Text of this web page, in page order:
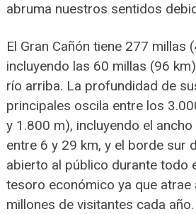
abruma nuestros sentidos
El Gran Cañón tiene 277 millas
incluyendo las 60 millas (96
río arriba. La profundidad de
principales oscila entre los
y 1.800 m), incluyendo el
entre 6 y 29 km, y el borde sur
abierto al público durante todo
tesoro económico ya que atrae
millones de visitantes cada año.